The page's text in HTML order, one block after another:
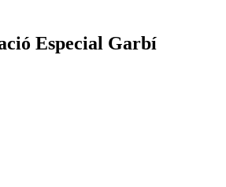
Especial Garbí